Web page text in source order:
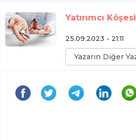
Yatırımcı Köşesi
25.09.2023 - 21:11